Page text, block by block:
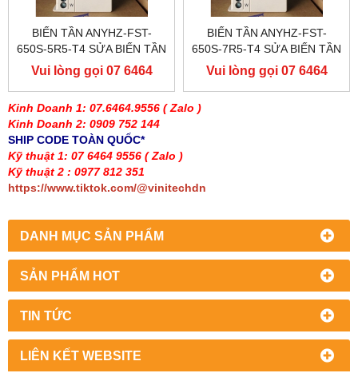
Kinh Doanh 1: 07.6464.9556 ( Zalo )
Kinh Doanh 2: 0909 752 144
SHIP CODE TOÀN QUỐC*
Kỹ thuật 1: 07 6464 9556 ( Zalo )
Kỹ thuật 2 : 0977 812 351
https://www.tiktok.com/@vinitechdn
DANH MỤC SẢN PHẨM
SẢN PHẨM HOT
TIN TỨC
LIÊN KẾT WEBSITE
BIẾN TẦN ANYHZ-FST-
650S-5R5-T4 SỬA BIẾN TẦN
ANYHZ
Vui lòng gọi 07 6464
9556
BIẾN TẦN ANYHZ-FST-
650S-7R5-T4 SỬA BIẾN TẦN
ANYHZ
Vui lòng gọi 07 6464
9556